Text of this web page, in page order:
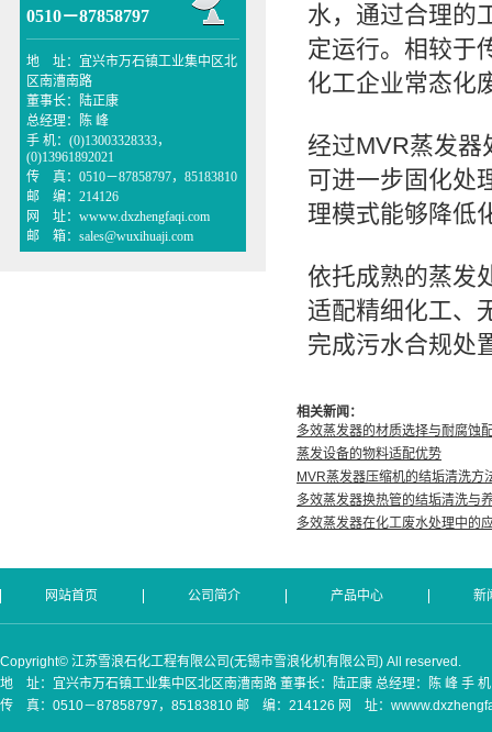
0510－87858797
地 址：宜兴市万石镇工业集中区北
区南漕南路
董事长：陆正康
总经理：陈 峰
手 机：(0)13003328333，
(0)13961892021
传 真：0510－87858797，85183810
邮 编：214126
网 址：wwww.dxzhengfaqi.com
邮 箱：sales@wuxihuaji.com
水，通过合理的
定运行。相较于
化工企业常态化
经过MVR蒸发器
可进一步固化处
理模式能够降低
依托成熟的蒸发
适配精细化工、
完成污水合规处
相关新闻：
多效蒸发器的材质选择与耐腐蚀
蒸发设备的物料适配优势
MVR蒸发器压缩机的结垢清洗方
多效蒸发器换热管的结垢清洗与
多效蒸发器在化工废水处理中的
网站首页 公司简介 产品中心 新
Copyright© 江苏雪浪石化工程有限公司(无锡市雪浪化机有限公司) All reserved.
地 址：宜兴市万石镇工业集中区北区南漕南路 董事长：陆正康 总经理：陈 峰 手
传 真：0510－87858797，85183810 邮 编：214126 网 址：